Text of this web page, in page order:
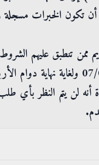
تكون الخبرات مسجلة
ممن تنطبق عليهم
أنه لن يتم النظر بأي